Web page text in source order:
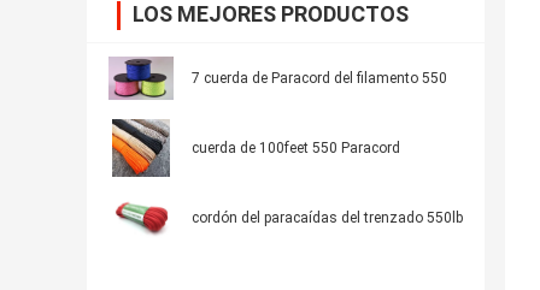
LOS MEJORES PRODUCTOS
7 cuerda de Paracord del filamento 550
cuerda de 100feet 550 Paracord
cordón del paracaídas del trenzado 550lb